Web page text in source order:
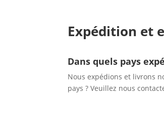
Expédition et
Dans quels pays
Nous expédions et livrons
pays ? Veuillez nous